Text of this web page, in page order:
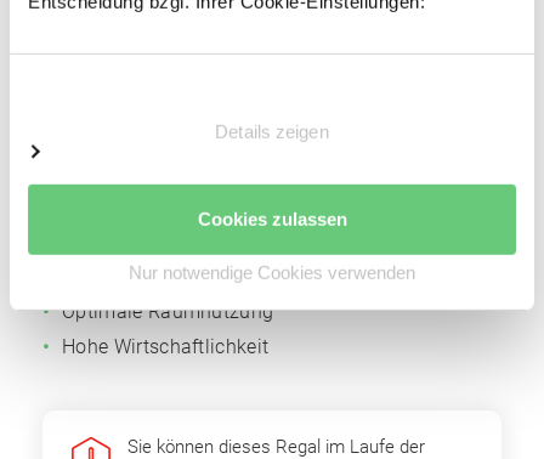
Details zeigen
Cookies zulassen
Nur notwendige Cookies verwenden
Schnelle Fachbodenmontage dank steckbarer
Fachbodenträger
Anbaufelder
Optimale Raumnutzung
Hohe Wirtschaftlichkeit
Sie können dieses Regal im Laufe der